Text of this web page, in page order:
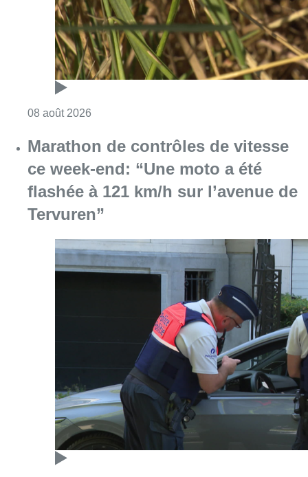
08 août 2026
Marathon de contrôles de vitesse
ce week-end: “Une moto a été
flashée à 121 km/h sur l’avenue de
Tervuren”